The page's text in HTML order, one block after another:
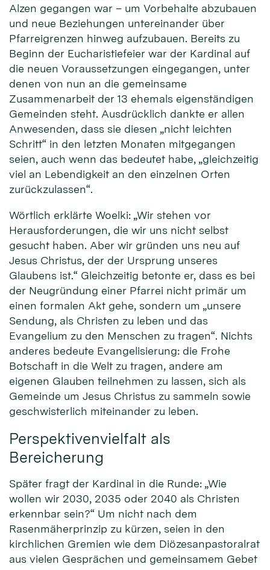
Alzen gegangen war – um Vorbehalte abzubauen
und neue Beziehungen untereinander über
Pfarreigrenzen hinweg aufzubauen. Bereits zu
Beginn der Eucharistiefeier war der Kardinal auf
die neuen Voraussetzungen eingegangen, unter
denen von nun an die gemeinsame
Zusammenarbeit der 13 ehemals eigenständigen
Gemeinden steht. Ausdrücklich dankte er allen
Anwesenden, dass sie diesen „nicht leichten
Schritt“ in den letzten Monaten mitgegangen
seien, auch wenn das bedeutet habe, „gleichzeitig
viel an Lebendigkeit an den einzelnen Orten
zurückzulassen“.
Wörtlich erklärte Woelki: „Wir stehen vor
Herausforderungen, die wir uns nicht selbst
gesucht haben. Aber wir gründen uns neu auf
Jesus Christus, der der Ursprung unseres
Glaubens ist.“ Gleichzeitig betonte er, dass es bei
der Neugründung einer Pfarrei nicht primär um
einen formalen Akt gehe, sondern um „unsere
Sendung, als Christen zu leben und das
Evangelium zu den Menschen zu tragen“. Nichts
anderes bedeute Evangelisierung: die Frohe
Botschaft in die Welt zu tragen, andere am
eigenen Glauben teilnehmen zu lassen, sich als
Gemeinde um Jesus Christus zu sammeln sowie
geschwisterlich miteinander zu leben.
Perspektivenvielfalt als
Bereicherung
Später fragt der Kardinal in die Runde: „Wie
wollen wir 2030, 2035 oder 2040 als Christen
erkennbar sein?“ Um nicht nach dem
Rasenmäherprinzip zu kürzen, seien in den
kirchlichen Gremien wie dem Diözesanpastoralrat
aus vielen Gesprächen und gemeinsamem Gebet